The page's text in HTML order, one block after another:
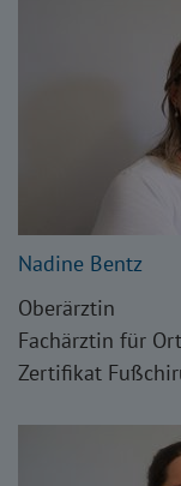
Nadine Bentz
Oberärztin
Fachärztin für
Zertifikat